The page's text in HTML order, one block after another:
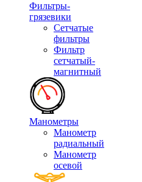
Фильтры-
грязевики
Сетчатые
фильтры
Фильтр
сетчатый-
магнитный
Манометры
Манометр
радиальный
Манометр
осевой